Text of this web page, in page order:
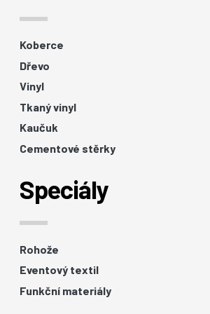
Koberce
Dřevo
Vinyl
Tkaný vinyl
Kaučuk
Cementové stěrky
Speciály
Rohože
Eventový textil
Funkční materiály